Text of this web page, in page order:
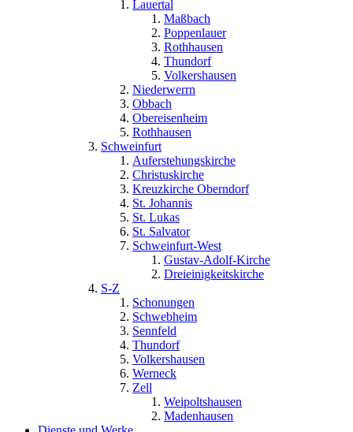
Lauertal
Maßbach
Poppenlauer
Rothhausen
Thundorf
Volkershausen
Niederwerrn
Obbach
Obereisenheim
Rothhausen
Schweinfurt
Auferstehungskirche
Christuskirche
Kreuzkirche Oberndorf
St. Johannis
St. Lukas
St. Salvator
Schweinfurt-West
Gustav-Adolf-Kirche
Dreieinigkeitskirche
S-Z
Schonungen
Schwebheim
Sennfeld
Thundorf
Volkershausen
Werneck
Zell
Weipoltshausen
Madenhausen